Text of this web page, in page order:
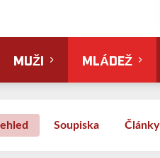
MUŽI MLÁDEŽ
Soupiska Články